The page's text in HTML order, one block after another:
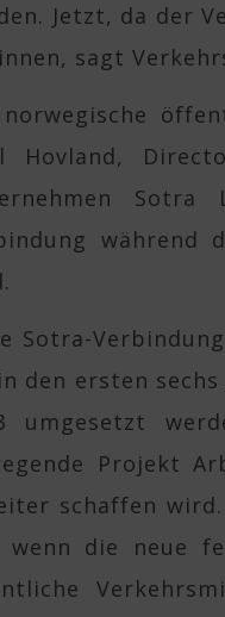
Jetzt, da der
sagt
norwegische
Hovland,
während
Sotra-
den ersten
umgesetzt
Projekt
schaffen
wenn die neue